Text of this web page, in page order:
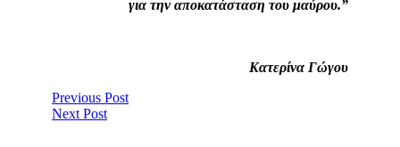
για την αποκατάσταση του μαύρου.”
Κατερίνα Γώγου
Previous Post
Next Post